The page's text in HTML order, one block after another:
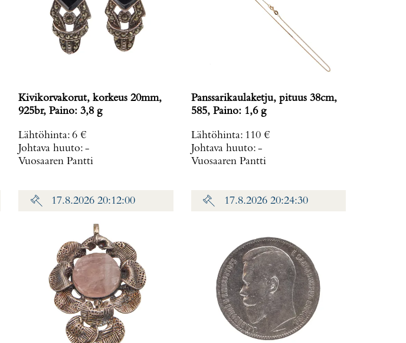
Kivikorvakorut, korkeus 20mm,
925br, Paino: 3,8 g
Lähtöhinta: 6 €
Johtava huuto: -
Vuosaaren Pantti
Panssarikaulaketju, pituus 38cm,
585, Paino: 1,6 g
Lähtöhinta: 110 €
Johtava huuto: -
Vuosaaren Pantti
17.8.2026 20:12:00 17.8.2026 20:24:30